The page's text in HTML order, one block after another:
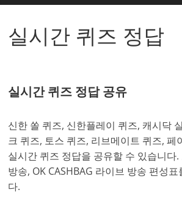
실시간 퀴즈 정답
실시간 퀴즈 정답 공유
신한 쏠 퀴즈, 신한플레이 퀴즈, 캐시닥
크 퀴즈, 토스 퀴즈, 리브메이트 퀴즈, 페
실시간 퀴즈 정답을 공유할 수 있습니다
방송, OK CASHBAG 라이브 방송 편성
다.